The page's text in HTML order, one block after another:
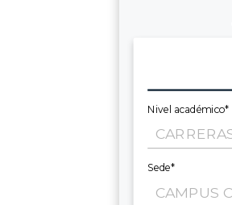
Nivel académico*
Sede*